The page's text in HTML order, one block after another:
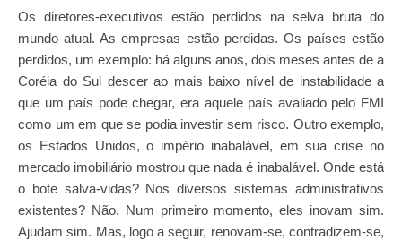
Os diretores-executivos estão perdidos na selva bruta do
mundo atual. As empresas estão perdidas. Os países estão
perdidos, um exemplo: há alguns anos, dois meses antes de a
Coréia do Sul descer ao mais baixo nível de instabilidade a
que um país pode chegar, era aquele país avaliado pelo FMI
como um em que se podia investir sem risco. Outro exemplo,
os Estados Unidos, o império inabalável, em sua crise no
mercado imobiliário mostrou que nada é inabalável. Onde está
o bote salva-vidas? Nos diversos sistemas administrativos
existentes? Não. Num primeiro momento, eles inovam sim.
Ajudam sim. Mas, logo a seguir, renovam-se, contradizem-se,